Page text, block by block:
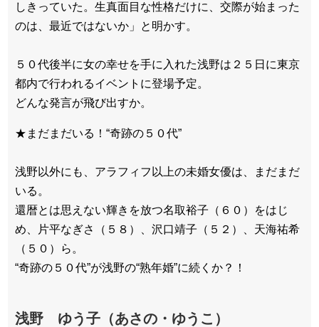
しきっていた。生真面目な性格だけに、交際が始まった
のは、最近ではないか」と明かす。
５０代後半に女の幸せを手に入れた浅野は２５日に東京
都内で行われるイベントに登場予定。
どんな発言が飛び出すか。
★まだまだいる！“奇跡の５０代”
浅野以外にも、アラフィフ以上の未婚女優は、まだまだ
いる。
還暦とは思えない輝きを放つ名取裕子（６０）をはじ
め、片平なぎさ（５８）、沢口靖子（５２）、天海祐希
（５０）ら。
“奇跡の５０代”が浅野の“熟年婚”に続くか？！
浅野 ゆう子（あさの・ゆうこ）